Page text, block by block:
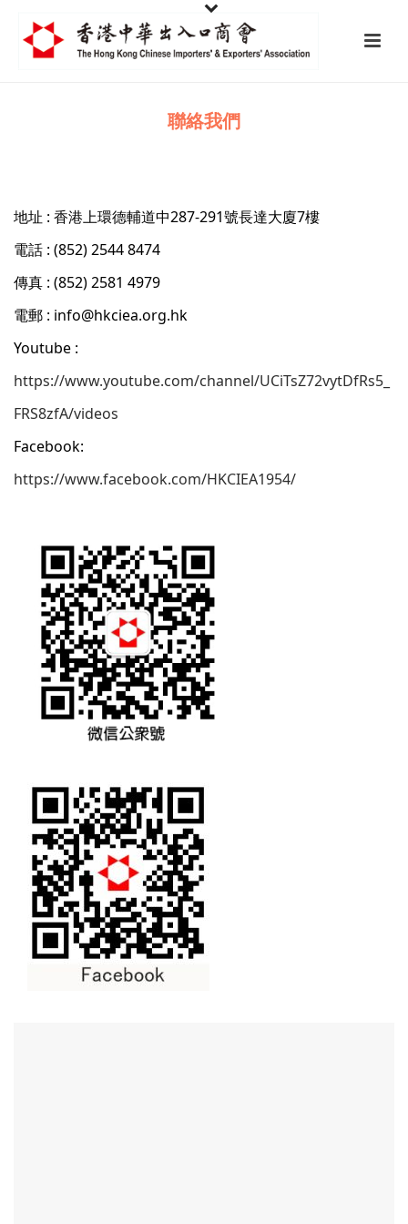
聯絡我們
地址 : 香港上環德輔道中287-291號長達大廈7樓
電話 : (852) 2544 8474
傳真 : (852) 2581 4979
電郵 : info@hkciea.org.hk
Youtube :
https://www.youtube.com/channel/UCiTsZ72vytDfRs5_
FRS8zfA/videos
Facebook:
https://www.facebook.com/HKCIEA1954/